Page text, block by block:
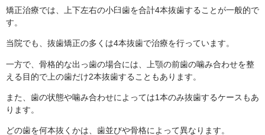
矯正治療では、上下左右の小臼歯を合計4本抜歯することが一般的で
す。
当院でも、抜歯矯正の多くは4本抜歯で治療を行っています。
一方で、骨格的な出っ歯の場合には、上顎の前歯の噛み合わせを整
える目的で上の歯だけ2本抜歯することもあります。
また、歯の状態や噛み合わせによっては1本のみ抜歯するケースもあ
ります。
どの歯を何本抜くかは、歯並びや骨格によって異なります。